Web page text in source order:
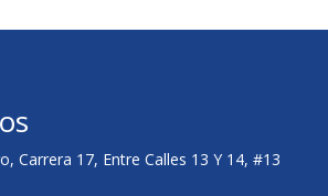
Carrera 17, Entre Calles 13 Y 14, #13